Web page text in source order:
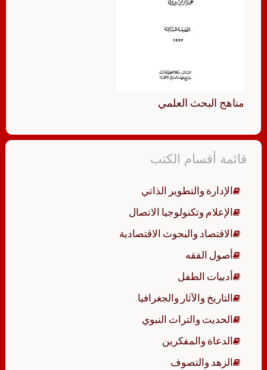
مناهج البحث العلمي
قائمة أقسام الكتب
الإدارة والتطوير الذاتي
الإعلام وتكنولوجيا الاتصال
الاقتصاد والبحوث الاقتصادية
أصول الفقه
أدبيات الطفل
التاريخ والآثار والجغرافيا
الحديث والتراث النبوي
الدعاة والمفكرين
الزهد والتصوف